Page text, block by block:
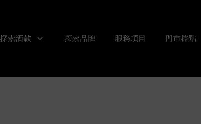
探索酒款 探索品牌 服務項目 門市據點